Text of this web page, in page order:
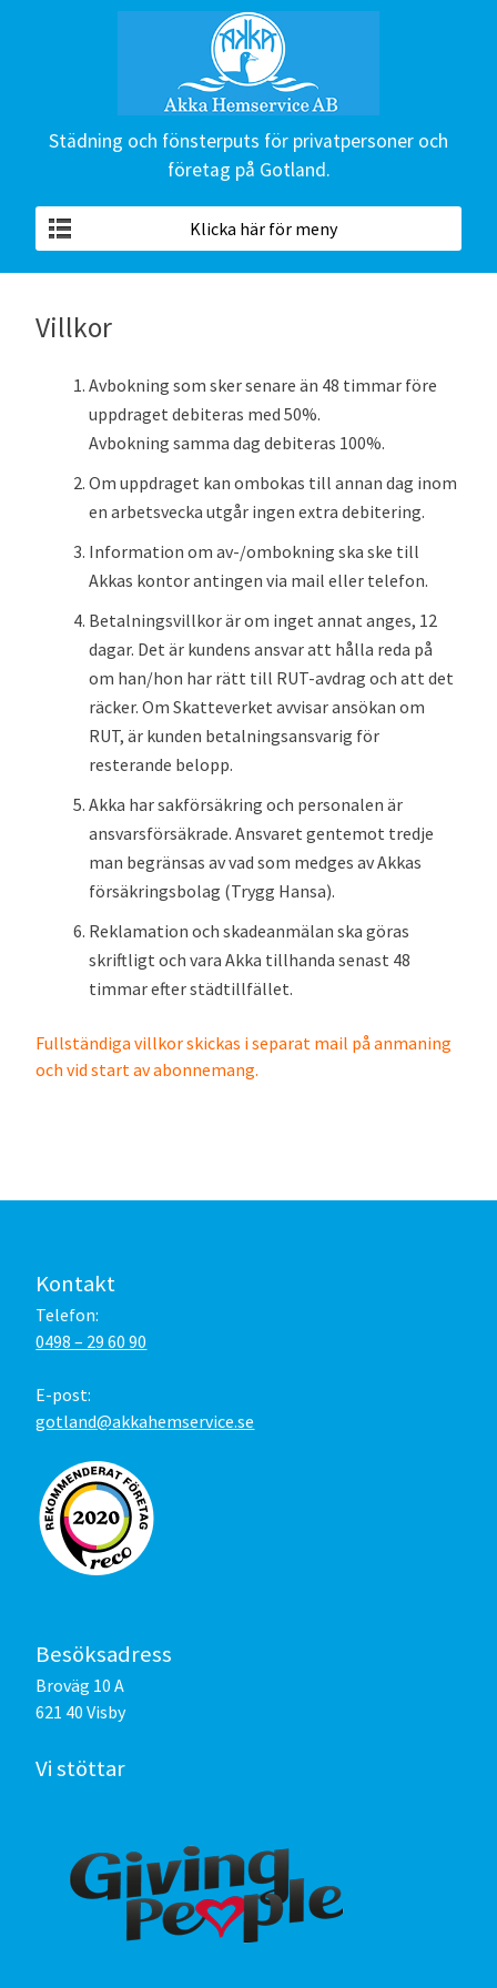
Städning och fönsterputs för privatpersoner och
företag på Gotland.
Klicka här för meny
Villkor
Avbokning som sker senare än 48 timmar före
uppdraget debiteras med 50%.
Avbokning samma dag debiteras 100%.
Om uppdraget kan ombokas till annan dag inom
en arbetsvecka utgår ingen extra debitering.
Information om av-/ombokning ska ske till
Akkas kontor antingen via mail eller telefon.
Betalningsvillkor är om inget annat anges, 12
dagar. Det är kundens ansvar att hålla reda på
om han/hon har rätt till RUT-avdrag och att det
räcker. Om Skatteverket avvisar ansökan om
RUT, är kunden betalningsansvarig för
resterande belopp.
Akka har sakförsäkring och personalen är
ansvarsförsäkrade. Ansvaret gentemot tredje
man begränsas av vad som medges av Akkas
försäkringsbolag (Trygg Hansa).
Reklamation och skadeanmälan ska göras
skriftligt och vara Akka tillhanda senast 48
timmar efter städtillfället.
Fullständiga villkor skickas i separat mail på anmaning
och vid start av abonnemang.
Kontakt
Telefon:
0498 – 29 60 90
E-post:
gotland@akkahemservice.se
Besöksadress
Broväg 10 A
621 40 Visby
Vi stöttar